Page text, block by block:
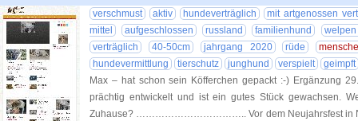
verschmust aktiv hundeverträglich
mit artgenossen
mittel
aufgeschlossen russland familienhund
verträglich
40-50cm jahrgang 2020 rüde
hundevermittlung
tierschutz junghund verspielt
geimpft
Max – hat schon sein Köfferchen gepackt :-) Ergänzung
prächtig entwickelt und ist ein gutes Stück gewachsen.
Zuhause? …………………………….. Vor dem Neujahrsfest in